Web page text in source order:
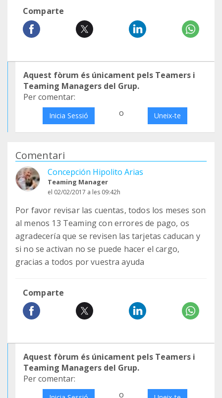
Comparte
Aquest fòrum és únicament pels Teamers i
Teaming Managers del Grup.
Per comentar:
Inicia Sessió o Uneix-te
Comentari
Concepción Hipolito Arias
Teaming Manager
el 02/02/2017 a les 09:42h
Por favor revisar las cuentas, todos los meses son
al menos 13 Teaming con errores de pago, os
agradecería que se revisen las tarjetas caducan y
si no se activan no se puede hacer el cargo,
gracias a todos por vuestra ayuda
Comparte
Aquest fòrum és únicament pels Teamers i
Teaming Managers del Grup.
Per comentar:
o